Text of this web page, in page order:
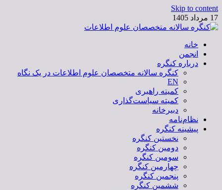
Skip to content
17 مرداد 1405
کنگره سالانه متخصصان علوم اطلاعات
خانه
انجمن
درباره کنگره
کنگره سالانه متخصصان علوم اطلاعات در یک نگاه
EN
کمیته راهبری
کمیته سیاست‌گذاری
دبیرخانه
نظام‌نامه
پیشینه کنگره
نخستین کنگره
دومین کنگره
سومین کنگره
چهارمین کنگره
پنجمین کنگره
ششمین کنگره